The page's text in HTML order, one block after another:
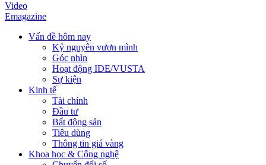
Video
Emagazine
Vấn đề hôm nay
Kỷ nguyên vươn mình
Góc nhìn
Hoạt động IDE/VUSTA
Sự kiện
Kinh tế
Tài chính
Đầu tư
Bất động sản
Tiêu dùng
Thông tin giá vàng
Khoa học & Công nghệ